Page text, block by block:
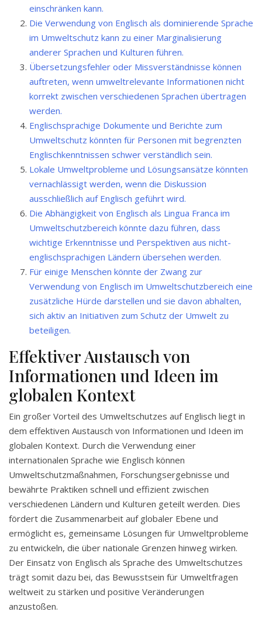
einschränken kann.
Die Verwendung von Englisch als dominierende Sprache
im Umweltschutz kann zu einer Marginalisierung
anderer Sprachen und Kulturen führen.
Übersetzungsfehler oder Missverständnisse können
auftreten, wenn umweltrelevante Informationen nicht
korrekt zwischen verschiedenen Sprachen übertragen
werden.
Englischsprachige Dokumente und Berichte zum
Umweltschutz könnten für Personen mit begrenzten
Englischkenntnissen schwer verständlich sein.
Lokale Umweltprobleme und Lösungsansätze könnten
vernachlässigt werden, wenn die Diskussion
ausschließlich auf Englisch geführt wird.
Die Abhängigkeit von Englisch als Lingua Franca im
Umweltschutzbereich könnte dazu führen, dass
wichtige Erkenntnisse und Perspektiven aus nicht-
englischsprachigen Ländern übersehen werden.
Für einige Menschen könnte der Zwang zur
Verwendung von Englisch im Umweltschutzbereich eine
zusätzliche Hürde darstellen und sie davon abhalten,
sich aktiv an Initiativen zum Schutz der Umwelt zu
beteiligen.
Effektiver Austausch von
Informationen und Ideen im
globalen Kontext
Ein großer Vorteil des Umweltschutzes auf Englisch liegt in
dem effektiven Austausch von Informationen und Ideen im
globalen Kontext. Durch die Verwendung einer
internationalen Sprache wie Englisch können
Umweltschutzmaßnahmen, Forschungsergebnisse und
bewährte Praktiken schnell und effizient zwischen
verschiedenen Ländern und Kulturen geteilt werden. Dies
fördert die Zusammenarbeit auf globaler Ebene und
ermöglicht es, gemeinsame Lösungen für Umweltprobleme
zu entwickeln, die über nationale Grenzen hinweg wirken.
Der Einsatz von Englisch als Sprache des Umweltschutzes
trägt somit dazu bei, das Bewusstsein für Umweltfragen
weltweit zu stärken und positive Veränderungen
anzustoßen.